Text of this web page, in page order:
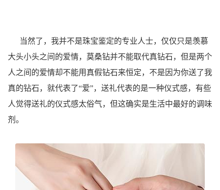
当然了，我并不是珠宝鉴定的专业人士，仅仅只是羡慕
大头小头之间的爱情，莫桑钻并不能取代真钻石，但是两个
人之间的爱情却不能用真假钻石来恒定，不是因为你送了我
真的钻石，就代表了“爱”，送礼代表的是一种仪式感，有些
人觉得送礼的仪式感太俗气，但这确实是生活中最好的调味
剂。